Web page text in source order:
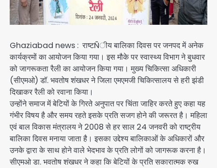
Ghaziabad news : राष्टÑीय बालिका दिवस पर जनपद में अनेक
कार्यक्रमों का आयोजन किया गया। इस मौके पर स्वास्थ्य विभाग ने बुधवार
को जागरूकता रैली का आयोजन किया गया। मुख्य चिकित्सा अधिकारी
(सीएमओ) डॉ. भवतोष शंखधर ने जिला एमएमजी चिकित्सालय से हरी झंडी
दिखाकर रैली को रवाना किया।
उन्होंने समाज में बेटियों के गिरते अनुपात पर चिंता जाहिर करते हुए कहा यह
गंभीर विषय है और समय रहते इसके प्रति सजग होने की जरूरत है। महिला
एवं बाल विकास मंत्रालय ने 2008 से हर साल 24 जनवरी को राष्ट्रीय
बालिका दिवस मनाया जाता है। इसका उद्देश्य बालिकाओं के अधिकारों और
उनके द्वारा के साथ होने वाले भेदभाव के प्रति लोगों को जागरूक करना है।
सीएमओ डा. भवतोष शंखधर ने कहा कि बेटियों के प्रति सकारात्मक रुख